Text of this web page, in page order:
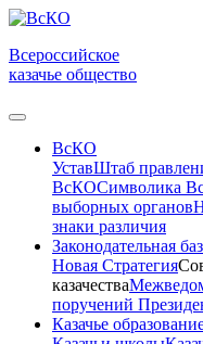
Всероссийское
казачье общество
ВсКО
УставШтаб
ВсКОСимволика
выборных органов
знаки различия
Законодательная
Новая Стратегия
казачества
поручений
Казачье